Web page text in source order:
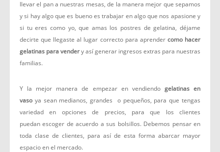
llevar el pan a nuestras mesas, de la manera mejor que sepamos
y si hay algo que es bueno es trabajar en algo que nos apasione y
si tu eres como yo, que amas los postres de gelatina, déjame
decirte que llegaste al lugar correcto para aprender como hacer
gelatinas para vendery así generar ingresos extras para nuestras
familias.
Y la mejor manera de empezar en vendiendo gelatinas en
vaso ya sean medianos, grandes o pequeños, para que tengas
variedad en opciones de precios, para que los clientes
puedan escoger de acuerdo a sus bolsillos. Debemos pensar en
toda clase de clientes, para así de esta forma abarcar mayor
espacio en el mercado.